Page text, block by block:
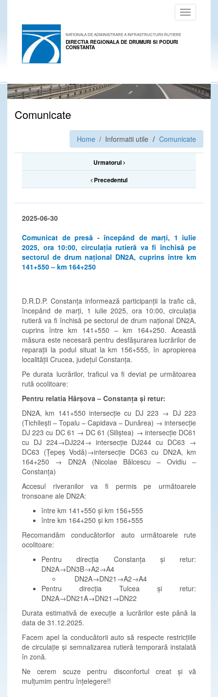
Toggle
navigation
NATIONALA DE ADMINISTRARE A INFRASTRUCTURII RUTIERE
DIRECTIA REGIONALA DE DRUMURI SI PODURI
CONSTANTA
Comunicate
Home / Informatii utile Comunicate
Urmatorul
Precedentul
2025-06-30
Comunicat de presă - începând de marți, 1 iulie
2025, ora 10:00, circulația rutieră va fi închisă pe
sectorul de drum național DN2A, cuprins între km
141+550 – km 164+250
D.R.D.P. Constanța informează participanții la trafic că,
începând de marți, 1 iulie 2025, ora 10:00, circulația
rutieră va fi închisă pe sectorul de drum național DN2A,
cuprins între km 141+550 – km 164+250. Această
măsura este necesară pentru desfășurarea lucrărilor de
reparații la podul situat la km 156+555, în apropierea
localității Crucea, județul Constanța.
Pe durata lucrărilor, traficul va fi deviat pe următoarea
rută ocolitoare:
Pentru relatia Hârșova – Constanța și retur:
DN2A, km 141+550 intersecție cu DJ 223 → DJ 223
(Tichilești – Topalu – Capidava – Dunărea) → intersecție
DJ 223 cu DC 61 → DC 61 (Siliștea) → intersecție DC61
cu DJ 224→DJ224→ intersecție DJ244 cu DC63 →
DC63 (Țepeș Vodă)→intersecție DC63 cu DN2A, km
164+250 → DN2A (Nicolae Bălcescu – Ovidiu –
Constanța)
Accesul riveranilor va fi permis pe următoarele
tronsoane ale DN2A:
între km 141+550 și km 156+555
între km 164+250 și km 156+555
Recomandăm conducătorilor auto următoarele rute
ocolitoare:
Pentru direcția Constanța și retur:
DN2A→DN3B→A2→A4
DN2A→DN21→A2→A4
Pentru direcția Tulcea și retur:
DN2A→DN21A→DN21→DN22
Durata estimativă de execuție a lucrărilor este până la
data de 31.12.2025.
Facem apel la conducătorii auto să respecte restricțiile
de circulație și semnalizarea rutieră temporară instalată
în zonă.
Ne cerem scuze pentru disconfortul creat și vă
mulțumim pentru înțelegere!!